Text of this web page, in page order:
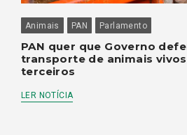
Animais PAN Parlamento
PAN quer que Governo
transporte de animais
terceiros
LER NOTÍCIA